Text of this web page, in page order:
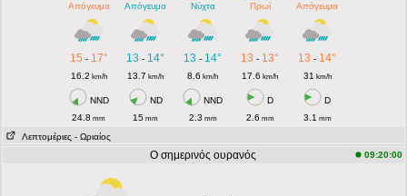
Απόγευμα
Απόγευμα
Νύχτα
Πρωί
Απόγευμα
15 - 17° 13 - 14° 13 - 14° 13 - 13° 13 - 14°
16.2 km/h 13.7 km/h 8.6 km/h 17.6 km/h 31 km/h
NND ND NND D
D
24.8 mm 15 mm 2.3 mm 2.6 mm 3.1 mm
Λεπτομέριες - Ωριαίος
Ο σημερινός ουρανός 09:20:00